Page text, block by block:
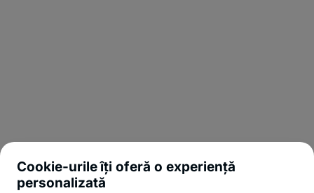
Cookie-urile îți oferă o experiență
personalizată